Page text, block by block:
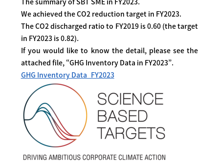
We achieved the CO2 reduction target in FY2023.
The CO2 discharged ratio to FY2019 is 0.60 (the target
in FY2023 is 0.82).
If you would like to know the detail, please see the
attached file, “GHG Inventory Data in FY2023”.
GHG Inventory Data_FY2023